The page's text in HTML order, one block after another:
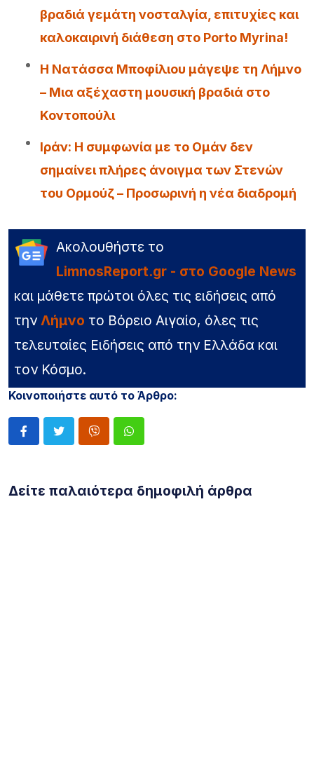
βραδιά γεμάτη νοσταλγία, επιτυχίες και
καλοκαιρινή διάθεση στο Porto Myrina!
Η Νατάσσα Μποφίλιου μάγεψε τη Λήμνο
– Μια αξέχαστη μουσική βραδιά στο
Κοντοπούλι
Iράν: Η συμφωνία με το Ομάν δεν
σημαίνει πλήρες άνοιγμα των Στενών
του Ορμούζ – Προσωρινή η νέα διαδρομή
Ακολουθήστε το
LimnosReport.gr - στο Google News
και μάθετε πρώτοι όλες τις ειδήσεις από
την Λήμνο το Βόρειο Αιγαίο, όλες τις
τελευταίες Ειδήσεις από την Ελλάδα και
τον Κόσμο.
Κοινοποιήστε αυτό το Άρθρο:
Δείτε παλαιότερα δημοφιλή άρθρα